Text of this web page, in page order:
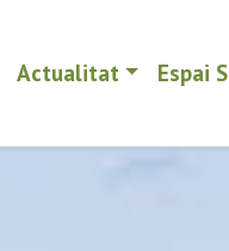
Actualitat Espai